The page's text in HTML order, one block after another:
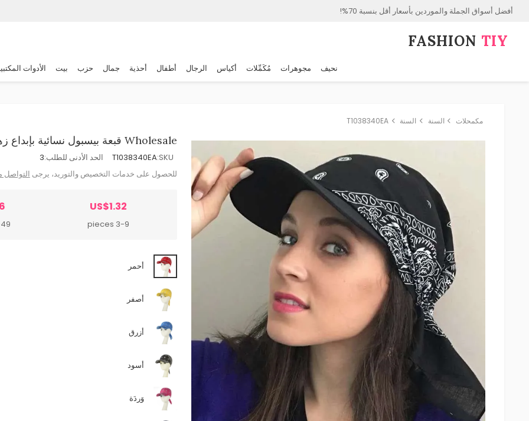
أفضل أسواق الجملة والموردين بأسعار أقل بنسبة 70%!
FASHION⁠ TIY
نحيف مجوهرات مُكَمِّلات أكياس الرجال أطفال أحذية جمال حزب بيت الأدوات
مكمحلات السنة السنة T1038340EA
Wholesale قبعة بيسبول نسائية بإبداع زهور صيفية من البوليستر
SKU:
T1038340EA الحد الأدنى للطلب:3
للحصول على خدمات التخصيص والتوريد، يرجى التواصل
US$1.32
3-9 pieces
أحمر
أصفر
أزرق
أسود
وَردَة